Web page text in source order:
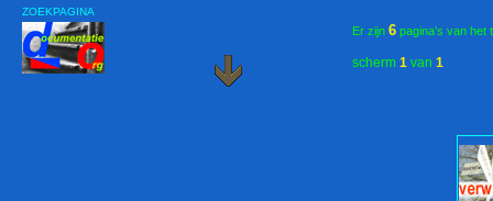
ZOEKPAGINA
Er zijn 6 pagina's van het
scherm 1 van 1